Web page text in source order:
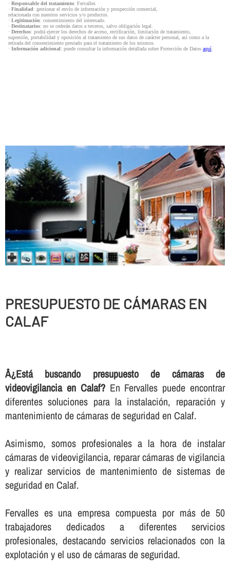
· Responsable del tratamiento: Fervalles
· Finalidad: gestionar el envío de información y prospección comercial,
relacionada con nuestros servicios y/o productos.
· Legitimación: consentimiento del interesado.
· Destinatarios: no se cederán datos a terceros, salvo obligación legal.
· Derechos: podrá ejercer los derechos de acceso, rectificación, limitación de tratamiento,
supresión, portabilidad y oposición al tratamiento de sus datos de carácter personal, así como a la
retirada del consentimiento prestado para el tratamiento de los mismos.
· Información adicional: puede consultar la información detallada sobre Protección de Datos aquí.
PRESUPUESTO DE CÁMARAS EN
CALAF
Â¿Está buscando presupuesto de cámaras de
videovigilancia en Calaf?En Fervalles puede encontrar
diferentes soluciones para la instalación, reparación y
mantenimiento de cámaras de seguridad en Calaf.
Asimismo, somos profesionales a la hora de instalar
cámaras de videovigilancia, reparar cámaras de vigilancia
y realizar servicios de mantenimiento de sistemas de
seguridad en Calaf.
Fervalles es una empresa compuesta por más de 50
trabajadores dedicados a diferentes servicios
profesionales, destacando servicios relacionados con la
explotación y el uso de cámaras de seguridad.